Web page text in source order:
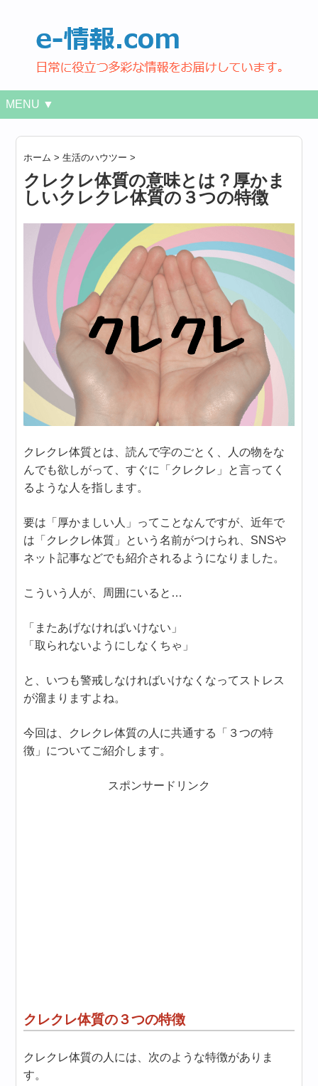
MENU ▼
ホーム >生活のハウツー >
クレクレ体質の意味とは？厚かま
しいクレクレ体質の３つの特徴
クレクレ体質とは、読んで字のごとく、人の物をな
んでも欲しがって、すぐに「クレクレ」と言ってく
るような人を指します。
要は「厚かましい人」ってことなんですが、近年で
は「クレクレ体質」という名前がつけられ、SNSや
ネット記事などでも紹介されるようになりました。
こういう人が、周囲にいると…
「またあげなければいけない」
「取られないようにしなくちゃ」
と、いつも警戒しなければいけなくなってストレス
が溜まりますよね。
今回は、クレクレ体質の人に共通する「３つの特
徴」についてご紹介します。
スポンサードリンク
クレクレ体質の３つの特徴
クレクレ体質の人には、次のような特徴がありま
す。